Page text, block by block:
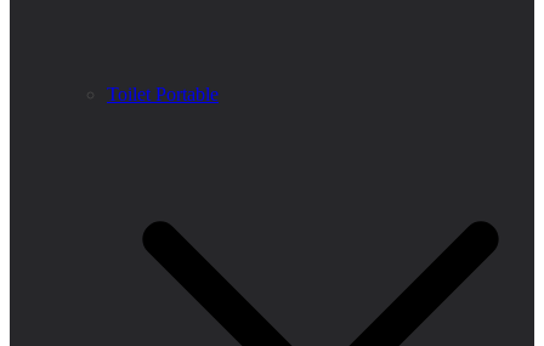
Toilet Portable